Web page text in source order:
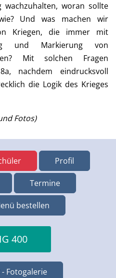
wachzuhalten, woran sollte
Und was machen wir
Kriegen, die immer mit
und Markierung von
Mit solchen Fragen
nachdem eindrucksvoll
die Logik des Krieges
Fotos)
Profil
Termine
bestellen
400
- Fotogalerie